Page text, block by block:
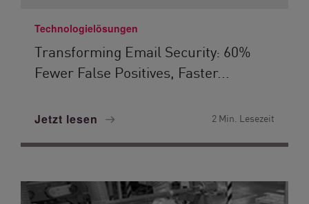
Technologielösungen
Transforming Email Security: 60%
Fewer False Positives, Faster...
Jetzt lesen 2 Min. Lesezeit